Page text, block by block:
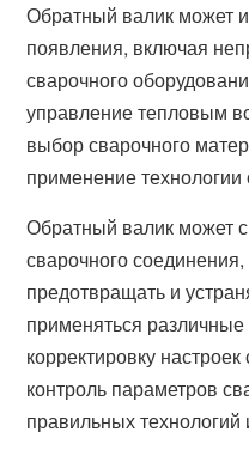
Обратный валик может
появления, включая
сварочного
управление тепловым
выбор сварочного
применение технологии
Обратный валик может
сварочного
предотвращать и
применяться
корректировку
контроль параметров
правильных